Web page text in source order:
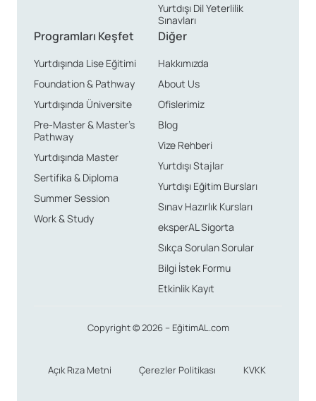
Yurtdışı Dil Yeterlilik
Sınavları
Programları Keşfet
Yurtdışında Lise Eğitimi
Foundation & Pathway
Yurtdışında Üniversite
Pre-Master & Master’s
Pathway
Yurtdışında Master
Sertifika & Diploma
Summer Session
Work & Study
Diğer
Hakkımızda
About Us
Ofislerimiz
Blog
Vize Rehberi
Yurtdışı Stajlar
Yurtdışı Eğitim Bursları
Sınav Hazırlık Kursları
eksperAL Sigorta
Sıkça Sorulan Sorular
Bilgi İstek Formu
Etkinlik Kayıt
Copyright © 2026 – EğitimAL.com
Açık Rıza Metni Çerezler Politikası KVKK